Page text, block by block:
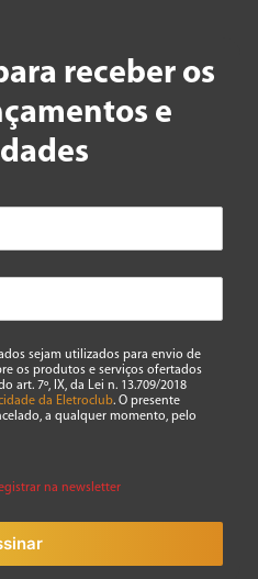
receber os
e
sejam utilizados para envio de
os produtos e serviços ofertados
art. 7º, IX, da Lei n. 13.709/2018
da Eletroclub. O presente
a qualquer momento, pelo
na newsletter